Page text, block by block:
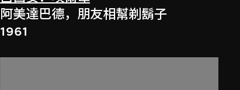
阿美達巴德，朋友相幫剃鬍子
1961